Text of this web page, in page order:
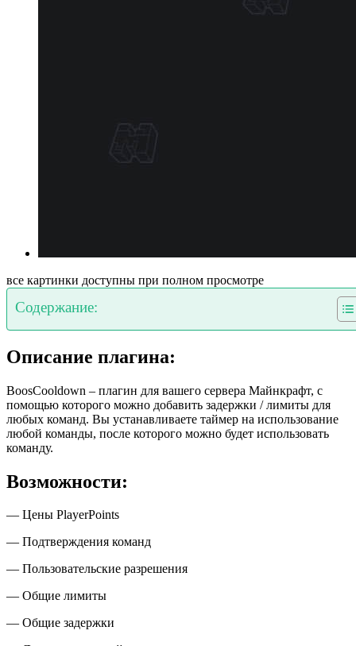
все картинки доступны при полном просмотре
Содержание:
Описание плагина:
BoosCooldown – плагин для вашего сервера Майнкрафт, с
помощью которого можно добавить задержки / лимиты для
любых команд. Вы устанавливаете таймер на использование
любой команды, после которого можно будет использовать
команду.
Возможности:
— Цены PlayerPoints
— Подтверждения команд
— Пользовательские разрешения
— Общие лимиты
— Общие задержки